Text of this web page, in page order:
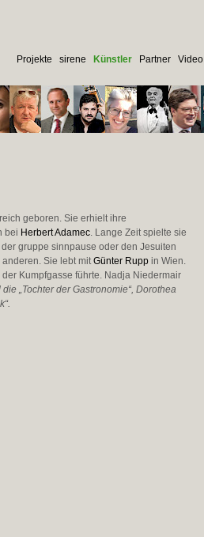
Projekte sirene Künstler Partner Video
geboren. Sie erhielt ihre
bei Herbert Adamec. Lange Zeit spielte sie
gruppe sinnpause oder den Jesuiten
Sie lebt mitGünter Ruppin Wien.
Kumpfgasse führte. Nadja Niedermair
„Tochter der Gastronomie“, Dorothea